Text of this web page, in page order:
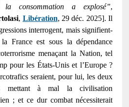
consommation a explosé”,
, Libération, 29 déc. 2025]. Il
interrogent, mais signifient-
France est sous la dépendance
menaçant la Nation, tel
pour les États-Unis et l’Europe ?
seraient, pour lui, les deux
mettant à mal la civilisation
; et ce dur combat nécessiterait